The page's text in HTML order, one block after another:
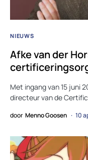
NIEUWS
Afke van der
Met ingang van 15 juni
directeur van de
door Menno Goosen 10